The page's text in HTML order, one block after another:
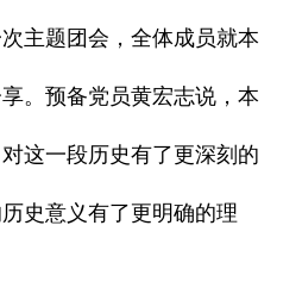
主题团会，全体成员就本
。预备党员黄宏志说，本
这一段历史有了更深刻的
史意义有了更明确的理